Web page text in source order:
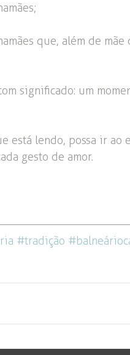
que, além de mãe
significado: um
está lendo, possa ir ao
gesto de amor.
#tradição